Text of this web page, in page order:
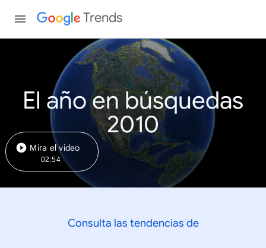
Trends
El año en búsquedas
2010
Mira el video
02:54
Consulta las tendencias de